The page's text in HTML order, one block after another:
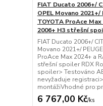
FIAT Ducato 2006+/
OPEL Movano
TOYOTA ProAce
2006+ H3 střešní
FIAT Ducato 2006+/
Movano 2021+/
ProAce Max 2024+ a
střešní spoiler RDX
spoiler> Testováno
nevyžaduje
montážiVhodné
6 767,00 Kč/ks